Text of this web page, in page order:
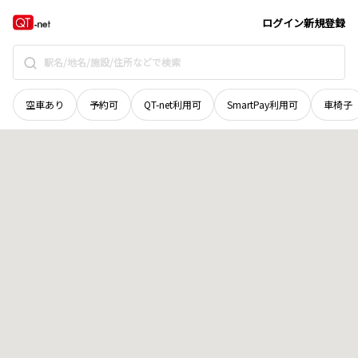
ログイン新規登録
空車あり 予約可 QT-net利用可 SmartPay利用可 車椅子
北海道